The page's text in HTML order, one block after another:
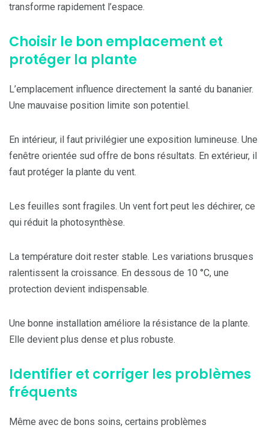
transforme rapidement l’espace.
Choisir le bon emplacement et
protéger la plante
L’emplacement influence directement la santé du bananier.
Une mauvaise position limite son potentiel.
En intérieur, il faut privilégier une exposition lumineuse. Une
fenêtre orientée sud offre de bons résultats. En extérieur, il
faut protéger la plante du vent.
Les feuilles sont fragiles. Un vent fort peut les déchirer, ce
qui réduit la photosynthèse.
La température doit rester stable. Les variations brusques
ralentissent la croissance. En dessous de 10 °C, une
protection devient indispensable.
Une bonne installation améliore la résistance de la plante.
Elle devient plus dense et plus robuste.
Identifier et corriger les problèmes
fréquents
Même avec de bons soins, certains problèmes